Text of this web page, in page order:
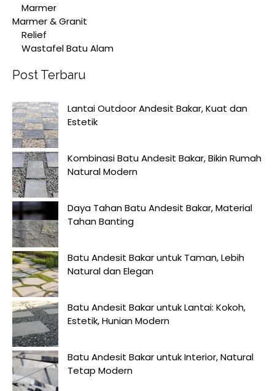
Marmer
Marmer & Granit
Relief
Wastafel Batu Alam
Post Terbaru
Lantai Outdoor Andesit Bakar, Kuat dan
Estetik
Kombinasi Batu Andesit Bakar, Bikin Rumah
Natural Modern
Daya Tahan Batu Andesit Bakar, Material
Tahan Banting
Batu Andesit Bakar untuk Taman, Lebih
Natural dan Elegan
Batu Andesit Bakar untuk Lantai: Kokoh,
Estetik, Hunian Modern
Batu Andesit Bakar untuk Interior, Natural
Tetap Modern